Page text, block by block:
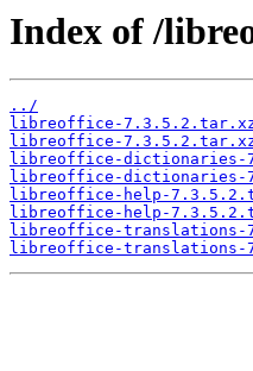
Index of /
../
libreoffice-
libreoffice-
libreoffice-dictionaries-
libreoffice-dictionaries-
libreoffice-help-
libreoffice-help-
libreoffice-translations-
libreoffice-translations-